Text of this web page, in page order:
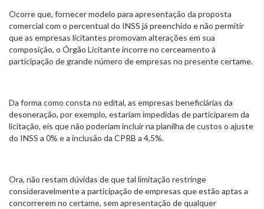
Ocorre que, fornecer modelo para apresentação da proposta
comercial com o percentual do INSS já preenchido e não permitir
que as empresas licitantes promovam alterações em sua
composição, o Órgão Licitante incorre no cerceamento à
participação de grande número de empresas no presente certame.
Da forma como consta no edital, as empresas beneficiárias da
desoneração, por exemplo, estariam impedidas de participarem da
licitação, eis que não poderiam incluir na planilha de custos o ajuste
do INSS a 0% e a inclusão da CPRB a 4,5%.
Ora, não restam dúvidas de que tal limitação restringe
consideravelmente a participação de empresas que estão aptas a
concorrerem no certame, sem apresentação de qualquer